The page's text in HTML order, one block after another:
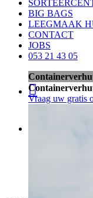
BIG BAGS
LEEGMAAK
CONTACT
JOBS
053 21 43 05
Vraag uw gratis
